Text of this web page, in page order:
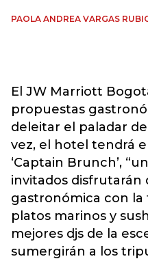
PAOLA ANDREA VARGAS
El JW Marriott
propuestas
deleitar el paladar
vez, el hotel tendrá
‘Captain Brunch’,
invitados disfrutarán
gastronómica con la
platos marinos y
mejores djs de la
sumergirán a los